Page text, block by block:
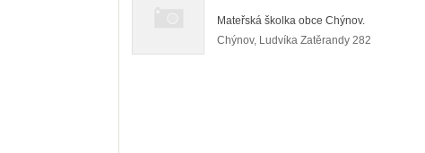
Mateřská školka obce Chýnov.
Chýnov, Ludvíka Zatěrandy 282